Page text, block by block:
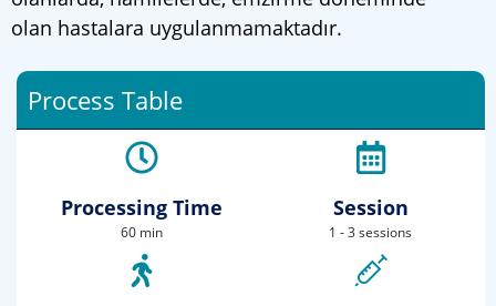
olan hastalara uygulanmamaktadır.
Process Table
Processing Time
60 min
Session
1 - 3 sessions